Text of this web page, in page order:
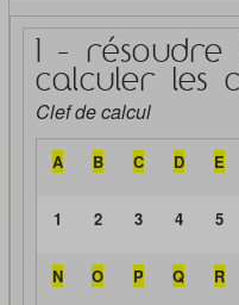
1 - résoudre
calculer les
Clef de calcul
A B C D E
1 2 3 4 5
N O P Q R